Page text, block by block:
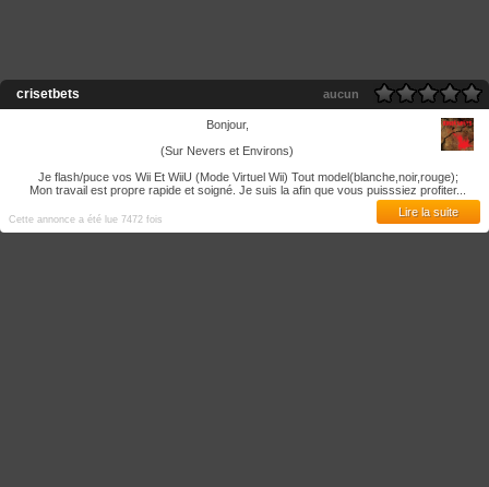
crisetbets aucun
Bonjour,
(Sur Nevers et Environs)
Je flash/puce vos Wii Et WiiU (Mode Virtuel Wii) Tout model(blanche,noir,rouge);
Mon travail est propre rapide et soigné. Je suis la afin que vous puisssiez profiter...
Cette annonce a été lue 7472 fois
Lire la suite